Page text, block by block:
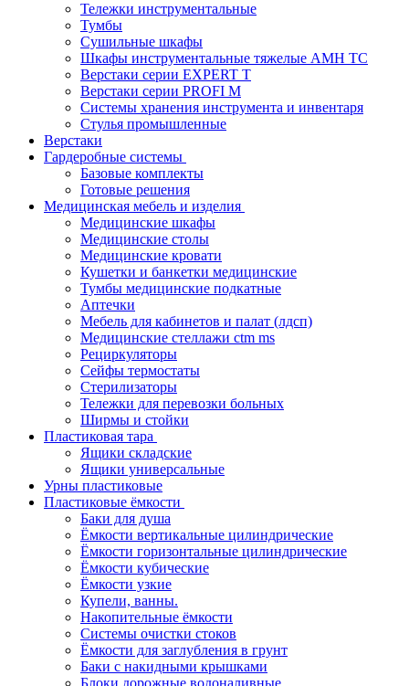
Тележки инструментальные
Тумбы
Cушильные шкафы
Шкафы инструментальные тяжелые AMH TC
Верстаки серии EXPERT T
Верстаки серии PROFI M
Системы хранения инструмента и инвентаря
Стулья промышленные
Верстаки
Гардеробные системы
Базовые комплекты
Готовые решения
Медицинская мебель и изделия
Медицинские шкафы
Медицинские столы
Медицинские кровати
Кушетки и банкетки медицинские
Тумбы медицинские подкатные
Аптечки
Мебель для кабинетов и палат (лдсп)
Медицинские стеллажи ctm ms
Рециркуляторы
Сейфы термостаты
Стерилизаторы
Тележки для перевозки больных
Ширмы и стойки
Пластиковая тара
Ящики складские
Ящики универсальные
Урны пластиковые
Пластиковые ёмкости
Баки для душа
Ёмкости вертикальные цилиндрические
Ёмкости горизонтальные цилиндрические
Ёмкости кубические
Ёмкости узкие
Купели, ванны.
Накопительные ёмкости
Системы очистки стоков
Ёмкости для заглубления в грунт
Баки с накидными крышками
Блоки дорожные водоналивные